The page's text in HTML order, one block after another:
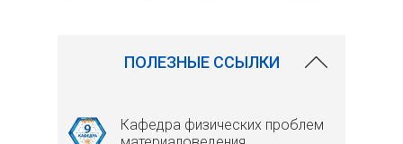
ПОЛЕЗНЫЕ ССЫЛКИ
Кафедра физических проблем